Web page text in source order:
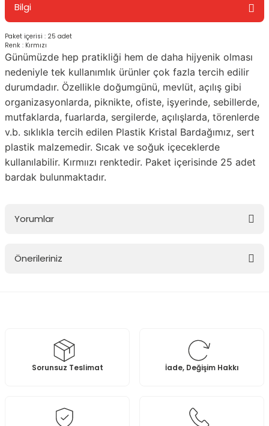
Bilgi
Paket içerisi : 25 adet
Renk : Kırmızı
Günümüzde hep pratikliği hem de daha hijyenik olması
nedeniyle tek kullanımlık ürünler çok fazla tercih edilir
durumdadır. Özellikle doğumgünü, mevlüt, açılış gibi
organizasyonlarda, piknikte, ofiste, işyerinde, sebillerde,
mutfaklarda, fuarlarda, sergilerde, açılışlarda, törenlerde
v.b. sıklıkla tercih edilen Plastik Kristal Bardağımız, sert
plastik malzemedir. Sıcak ve soğuk içeceklerde
kullanılabilir. Kırmıızı renktedir. Paket içerisinde 25 adet
bardak bulunmaktadır.
Yorumlar
Önerileriniz
Ürün resmi kalitesiz, bozuk veya görüntülenemiyor.
Ürün açıklamasında eksik bilgiler bulunuyor.
Bu ürüne benzer farklı alternatifler olmalı.
Sorunsuz Teslimat İade, Değişim Hakkı